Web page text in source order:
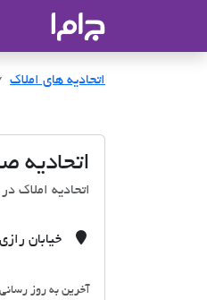
اتحادیه های املاک
اتحادیه
اتحادیه املاک
خیابان رازی کوچه حکمت 4
آخرین به روز رسانی در